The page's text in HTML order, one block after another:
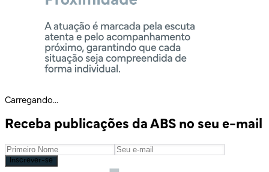
Carregando...
Receba publicações da ABS no seu e-mail
Inscrever-se